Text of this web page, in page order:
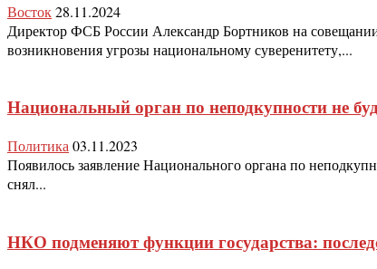
Восток28.11.2024
Директор ФСБ России Александр Бортников на
возникновения угрозы национальному суверенитету,...
Национальный орган по неподкупности не
Политика 03.11.2023
Появилось заявление Национального органа по
снял...
НКО подменяют функции государства: